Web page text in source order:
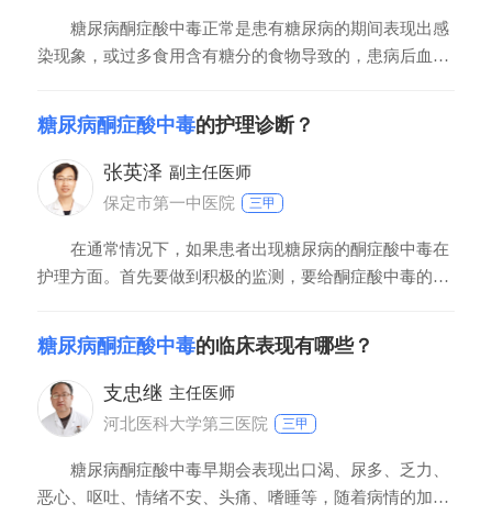
糖尿病酮症酸中毒正常是患有糖尿病的期间表现出感
染现象，或过多食用含有糖分的食物导致的，患病后血PH
行确诊，之后可以遵医嘱使用胰岛素治疗。
糖尿病酮症酸中毒的护理诊断？
张英泽 副主任医师
保定市第一中医院
三甲
在通常情况下，如果患者出现糖尿病的酮症酸中毒在
护理方面。首先要做到积极的监测，要给酮症酸中毒的患
监护。另外，还要给这部分患者进行吸氧，尤其是对于这
一部分患者要进行指尖血氧饱和度的监测，根据情况给患
者进行养供。第三，要给患者尽快的建立静脉通道，并且
糖尿病酮症酸中毒的临床表现有哪些？
支忠继 主任医师
河北医科大学第三医院
三甲
糖尿病酮症酸中毒早期会表现出口渴、尿多、乏力、
恶心、呕吐、情绪不安、头痛、嗜睡等，随着病情的加